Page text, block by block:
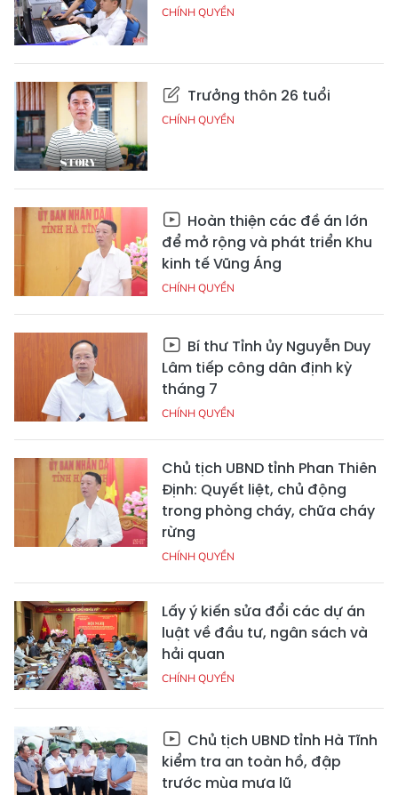
CHÍNH QUYỀN
Trưởng thôn 26 tuổi
CHÍNH QUYỀN
Hoàn thiện các đề án lớn
để mở rộng và phát triển Khu
kinh tế Vũng Áng
CHÍNH QUYỀN
Bí thư Tỉnh ủy Nguyễn Duy
Lâm tiếp công dân định kỳ
tháng 7
CHÍNH QUYỀN
Chủ tịch UBND tỉnh Phan Thiên
Định: Quyết liệt, chủ động
trong phòng cháy, chữa cháy
rừng
CHÍNH QUYỀN
Lấy ý kiến sửa đổi các dự án
luật về đầu tư, ngân sách và
hải quan
CHÍNH QUYỀN
Chủ tịch UBND tỉnh Hà Tĩnh
kiểm tra an toàn hồ, đập
trước mùa mưa lũ